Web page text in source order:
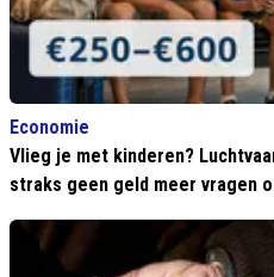
Economie
Vlieg je met kinderen?
straks geen geld meer vragen